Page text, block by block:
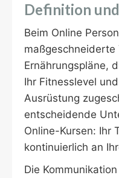
Definition
Beim Online
maßgeschneiderte
Ernährungspläne,
Ihr Fitnesslevel
Ausrüstung
entscheidende
Online-Kursen: Ihr
kontinuierlich an
Die